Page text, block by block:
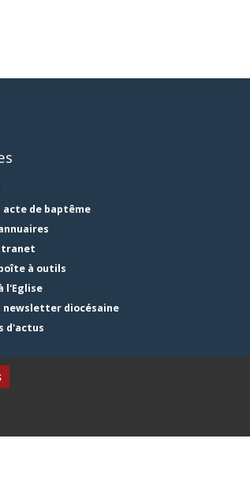
acte de baptême
à outils
l'Eglise
newsletter diocésaine
d'actus